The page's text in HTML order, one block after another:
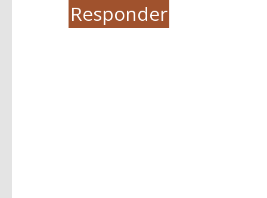
Responder